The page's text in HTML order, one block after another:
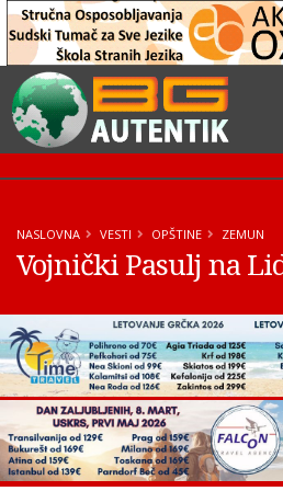
NASLOVNA VESTI OPŠTINE ZEMUN
Vojnički Pasulj na